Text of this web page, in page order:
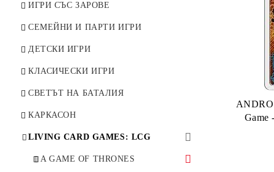
ИГРИ СЪС ЗАРОВЕ
СЕМЕЙНИ И ПАРТИ ИГРИ
ДЕТСКИ ИГРИ
КЛАСИЧЕСКИ ИГРИ
СВЕТЪТ НА БАТАЛИЯ
КАРКАСОН
LIVING CARD GAMES: LCG
A GAME OF THRONES
Game